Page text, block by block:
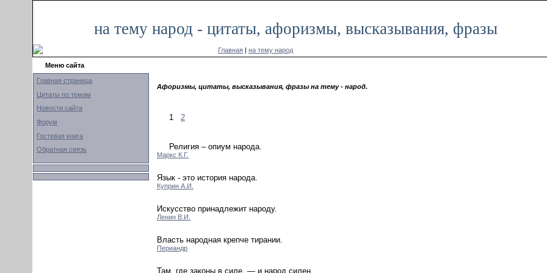
на тему народ - цитаты, афоризмы, высказывания, фразы
Главная | на тему народ
Меню сайта
Главная страница
Цитаты по темам
Новости сайта
Форум
Гостевая книга
Обратная связь
Афоризмы, цитаты, высказывания, фразы на тему - народ.
1 2
Религия – опиум народа.
Маркс К.Г.
Язык - это история народа.
Куприн А.И.
Искусство принадлежит народу.
Ленин В.И.
Власть народная крепче тирании.
Периандр
Там, где законы в силе, — и народ силен.